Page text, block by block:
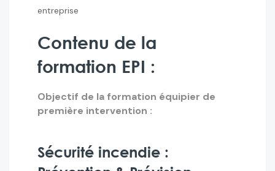
entreprise
Contenu de la
formation EPI :
Objectif de la formation équipier de
première intervention :
Sécurité incendie :